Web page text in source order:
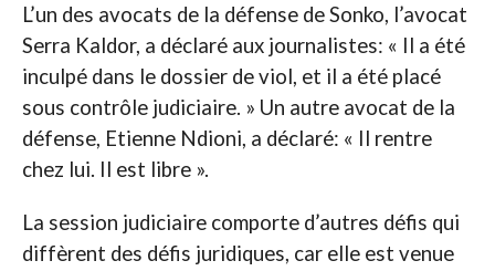
L’un des avocats de la défense de Sonko, l’avocat
Serra Kaldor, a déclaré aux journalistes: « Il a été
inculpé dans le dossier de viol, et il a été placé
sous contrôle judiciaire. » Un autre avocat de la
défense, Etienne Ndioni, a déclaré: « Il rentre
chez lui. Il est libre ».
La session judiciaire comporte d’autres défis qui
diffèrent des défis juridiques, car elle est venue